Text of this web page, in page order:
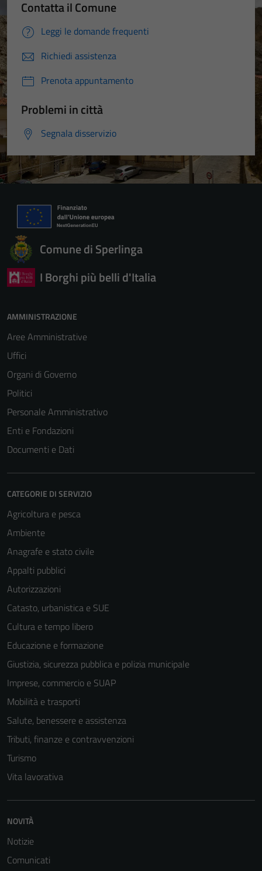
Contatta il Comune
Leggi le domande frequenti
Richiedi assistenza
Prenota appuntamento
Problemi in città
Segnala disservizio
Comune di Sperlinga
I Borghi più belli d'Italia
AMMINISTRAZIONE
Aree Amministrative
Uffici
Organi di Governo
Politici
Personale Amministrativo
Enti e Fondazioni
Documenti e Dati
CATEGORIE DI SERVIZIO
Agricoltura e pesca
Ambiente
Anagrafe e stato civile
Appalti pubblici
Autorizzazioni
Catasto, urbanistica e SUE
Cultura e tempo libero
Educazione e formazione
Giustizia, sicurezza pubblica e polizia municipale
Imprese, commercio e SUAP
Mobilità e trasporti
Salute, benessere e assistenza
Tributi, finanze e contravvenzioni
Turismo
Vita lavorativa
NOVITÀ
Notizie
Comunicati